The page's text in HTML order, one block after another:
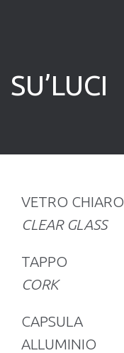
SU’LUCI
VETRO CHIARO
CLEAR GLASS
TAPPO
CORK
CAPSULA
ALLUMINIO